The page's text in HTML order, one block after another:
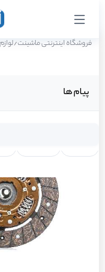
پیام ها
فروشگاه اینترنتی ماشینت/